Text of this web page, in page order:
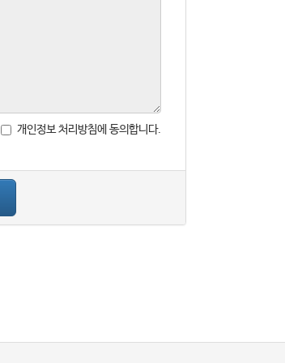
개인정보 처리방침에 동의합니다.